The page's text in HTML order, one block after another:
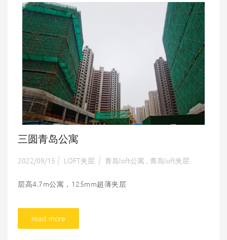
三圆青岛公寓
2022/09/15 | LOFT夹层 | 青岛loft公寓 青岛loft夹层
层高4.7m公寓，125mm超薄夹层
read more